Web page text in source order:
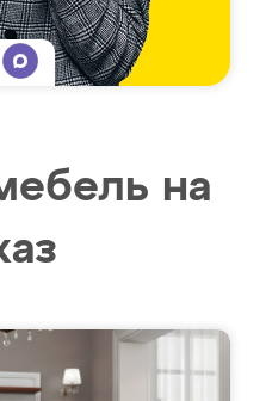
на